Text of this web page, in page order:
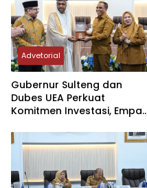
Advetorial
Gubernur Sulteng dan
Dubes UEA Perkuat
Komitmen Investasi, Empat